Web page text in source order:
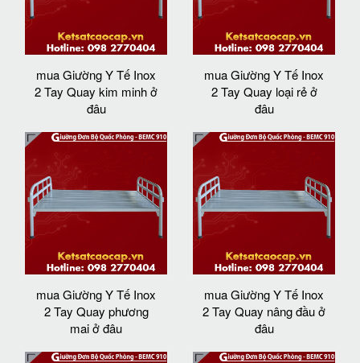
mua Giường Y Tế Inox
2 Tay Quay kim minh ở
đâu
mua Giường Y Tế Inox
2 Tay Quay loại rẻ ở
đâu
mua Giường Y Tế Inox
2 Tay Quay phương
mai ở đâu
mua Giường Y Tế Inox
2 Tay Quay nâng đầu ở
đâu